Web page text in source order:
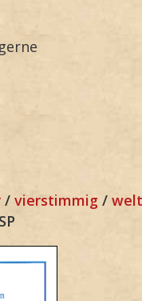
/ vierstimmig /